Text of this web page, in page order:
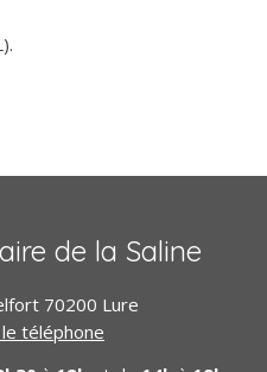
de la Saline
70200 Lure
téléphone